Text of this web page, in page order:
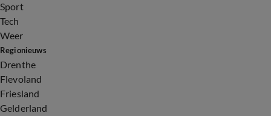
Sport
Tech
Weer
Regionieuws
Drenthe
Flevoland
Friesland
Gelderland